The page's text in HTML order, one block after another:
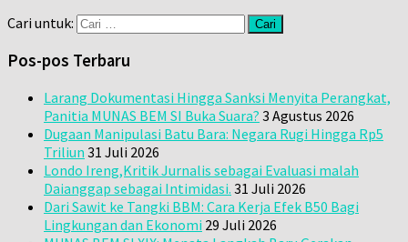
Cari untuk:
Pos-pos Terbaru
Larang Dokumentasi Hingga Sanksi Menyita Perangkat,
Panitia MUNAS BEM SI Buka Suara? 3 Agustus 2026
Dugaan Manipulasi Batu Bara: Negara Rugi Hingga Rp5
Triliun 31 Juli 2026
Londo Ireng,Kritik Jurnalis sebagai Evaluasi malah
Daianggap sebagai Intimidasi. 31 Juli 2026
Dari Sawit ke Tangki BBM: Cara Kerja Efek B50 Bagi
Lingkungan dan Ekonomi 29 Juli 2026